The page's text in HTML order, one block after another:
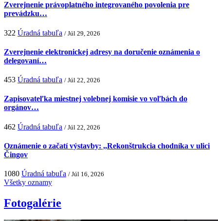
Zverejnenie právoplatného integrovaného povolenia pre
prevádzku…
322 Úradná tabuľa / Júl 29, 2026
Zverejnenie elektronickej adresy na doručenie oznámenia o
delegovaní…
453 Úradná tabuľa / Júl 22, 2026
Zapisovateľka miestnej volebnej komisie vo voľbách do
orgánov…
462 Úradná tabuľa / Júl 22, 2026
Oznámenie o začatí výstavby: ,,Rekonštrukcia chodníka v ulici
Čingov
1080 Úradná tabuľa / Júl 16, 2026
Všetky oznamy
Fotogalérie